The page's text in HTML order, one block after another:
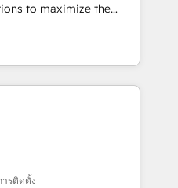
to maximize the
MakeWebBetter,
expertise &
us to
of HubSpot experience
Accreditations 🌟
2021 🌟INBOUND’19
ารติดตั้ง